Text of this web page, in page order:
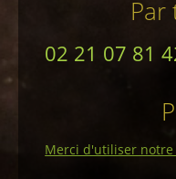
Par
02 21 07 81
Merci d'utiliser